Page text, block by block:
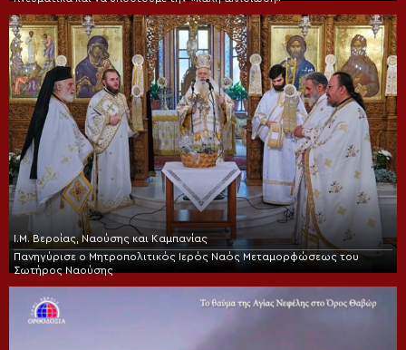
Ι.Μ. Βεροίας, Ναούσης και Καμπανίας
Πανηγύρισε ο Μητροπολιτικός Ιερός Ναός Μεταμορφώσεως του
Σωτήρος Ναούσης